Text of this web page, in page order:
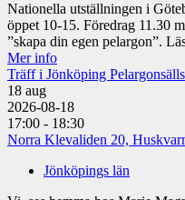
Nationella utställningen i
öppet 10-15. Föredrag 11.30
”skapa din egen pelargon”.
Mer info
Träff i Jönköping
18 aug
2026-08-18
17:00 - 18:30
Norra Klevaliden 20,
Jönköpings län